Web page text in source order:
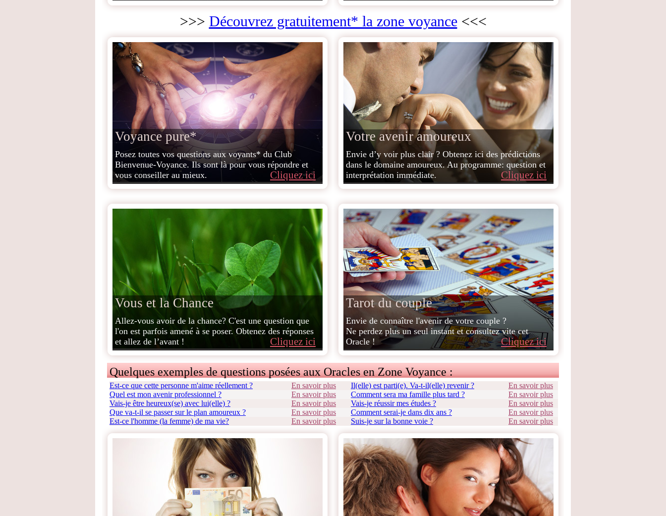
>>> Découvrez gratuitement* la zone voyance<<<
Voyance pure*
Cliquez ici
Posez toutes vos questions aux voyants* du Club
Bienvenue-Voyance. Ils sont là pour vous répondre et
vous conseiller au mieux.
Votre avenir amoureux
Cliquez ici
Envie d’y voir plus clair ? Obtenez ici des prédictions
dans le domaine amoureux. Au programme: question et
interprétation immédiate.
Vous et la Chance
Cliquez ici
Allez-vous avoir de la chance? C'est une question que
l'on est parfois amené à se poser. Obtenez des réponses
et allez de l’avant !
Tarot du couple
Cliquez ici
Envie de connaître l'avenir de votre couple ?
Ne perdez plus un seul instant et consultez vite cet
Oracle !
Quelques exemples de questions posées aux Oracles en Zone Voyance :
Est-ce que cette personne m'aime réellement ? En savoir plus Il(elle) est parti(e). Va-t-il(elle) revenir ?
En savoir plus
Quel est mon avenir professionnel ?
En savoir plus Comment sera ma famille plus tard ?
En savoir plus
Vais-je être heureux(se) avec lui(elle) ?
En savoir plus Vais-je réussir mes études ?
En savoir plus
Que va-t-il se passer sur le plan amoureux ?
En savoir plus Comment serai-je dans dix ans ?
En savoir plus
Est-ce l'homme (la femme) de ma vie?
En savoir plus Suis-je sur la bonne voie ? En savoir plus